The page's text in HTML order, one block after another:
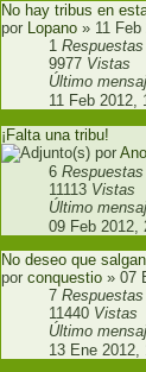
No hay tribus en
por Lopano » 11 Feb
1Respuestas
9977 Vistas
Último
11 Feb 2012,
¡Falta una tribu!
por
6Respuestas
11113 Vistas
Último
09 Feb 2012,
No deseo que
porconquestio » 07
7Respuestas
11440 Vistas
Último
13 Ene 2012,